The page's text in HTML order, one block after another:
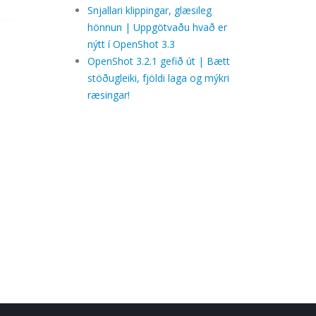
Snjallari klippingar, glæsileg
hönnun | Uppgötvaðu hvað er
nýtt í OpenShot 3.3
OpenShot 3.2.1 gefið út | Bætt
stöðugleiki, fjöldi laga og mýkri
ræsingar!